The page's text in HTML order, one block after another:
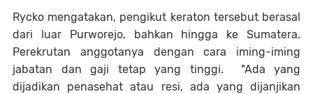
Rycko mengatakan, pengikut keraton tersebut berasal
dari luar Purworejo, bahkan hingga ke Sumatera.
Perekrutan anggotanya dengan cara iming-iming
jabatan dan gaji tetap yang tinggi. "Ada yang
dijadikan penasehat atau resi, ada yang dijanjikan